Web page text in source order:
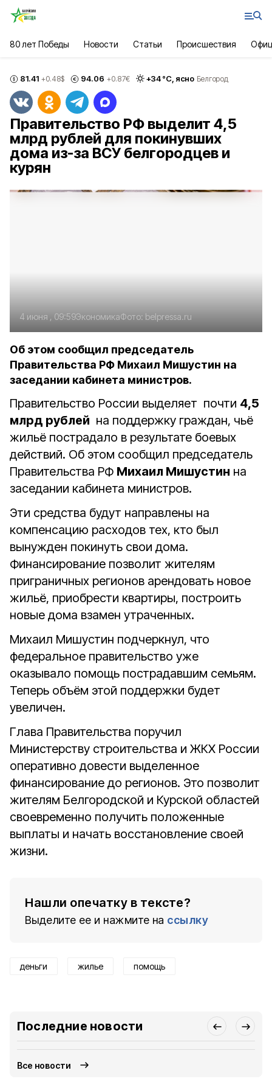
80 лет Победы Новости Статьи Происшествия
81.41 +0.48$ 94.06 +0.87€ +34°С, ясно Белгород
Правительство РФ выделит 4,5
млрд рублей для покинувших
дома из-за ВСУ белгородцев и
курян
4 июня , 09:59ЭкономикаФото: belpressa.ru
Об этом сообщил председатель
Правительства РФ Михаил Мишустин на
заседании кабинета министров.
Правительство России выделяет почти 4,5
млрд рублей на поддержку граждан, чьё
жильё пострадало в результате боевых
действий. Об этом сообщил председатель
Правительства РФ Михаил Мишустин на
заседании кабинета министров.
Эти средства будут направлены на
компенсацию расходов тех, кто был
вынужден покинуть свои дома.
Финансирование позволит жителям
приграничных регионов арендовать новое
жильё, приобрести квартиры, построить
новые дома взамен утраченных.
Михаил Мишустин подчеркнул, что
федеральное правительство уже
оказывало помощь пострадавшим семьям.
Теперь объём этой поддержки будет
увеличен.
Глава Правительства поручил
Министерству строительства и ЖКХ России
оперативно довести выделенное
финансирование до регионов. Это позволит
жителям Белгородской и Курской областей
своевременно получить положенные
выплаты и начать восстановление своей
жизни.
Нашли опечатку в тексте?
Выделите ее и нажмите на ссылку
деньги жилье помощь
Последние новости
Все новости